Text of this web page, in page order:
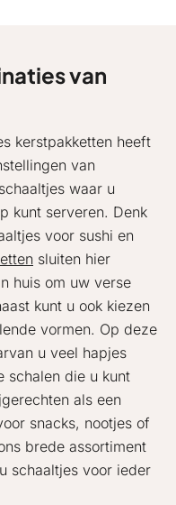
van
kerstpakketten heeft
van
waar u
kunt serveren. Denk
voor sushi en
sluiten hier
huis om uw verse
kunt u ook kiezen
vormen. Op deze
u veel hapjes
schalen die u kunt
als een
snacks, nootjes of
brede assortiment
schaaltjes voor ieder